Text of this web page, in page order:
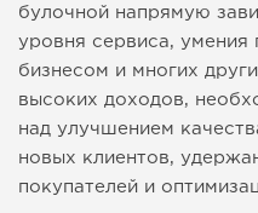
булочной напрямую
уровня сервиса, умения
бизнесом и многих
высоких доходов,
над улучшением
новых клиентов,
покупателей и